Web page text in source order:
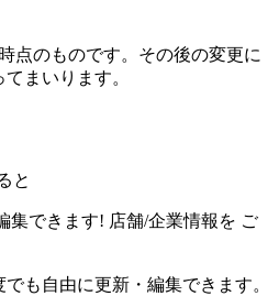
点のものです。その後の変更に
まいります。
と
集できます! 店舗/企業情報を ご
も自由に更新・編集できます。